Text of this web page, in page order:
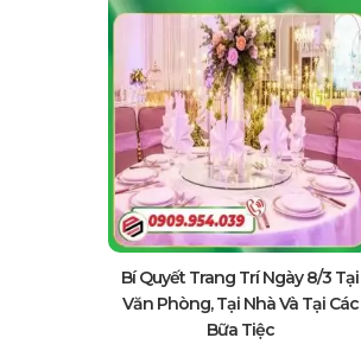
Bí Quyết Trang Trí Ngày 8/3 Tại
Văn Phòng, Tại Nhà Và Tại Các
Bữa Tiệc